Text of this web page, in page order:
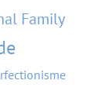
Family